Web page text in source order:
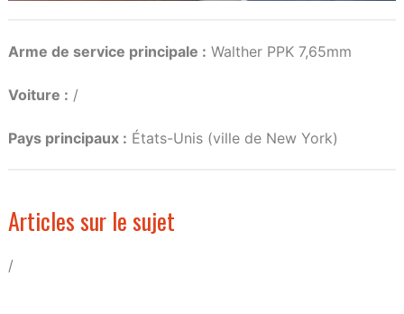
Arme de service principale : Walther PPK 7,65mm
Voiture : /
Pays principaux : États-Unis (ville de New York)
Articles sur le sujet
/